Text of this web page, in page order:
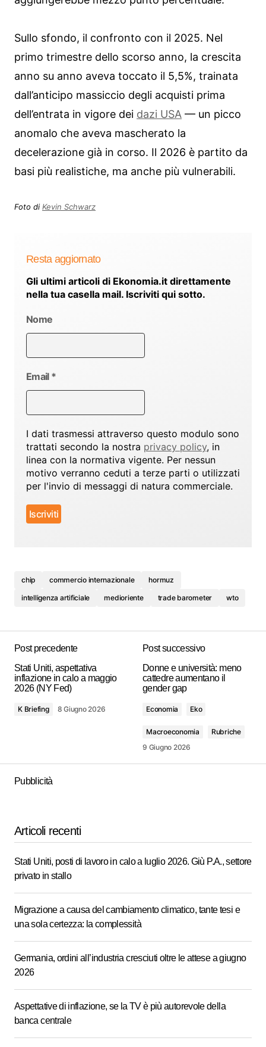
Sullo sfondo, il confronto con il 2025. Nel
primo trimestre dello scorso anno, la crescita
anno su anno aveva toccato il 5,5%, trainata
dall’anticipo massiccio degli acquisti prima
dell’entrata in vigore dei dazi USA — un picco
anomalo che aveva mascherato la
decelerazione già in corso. Il 2026 è partito da
basi più realistiche, ma anche più vulnerabili.
Foto di Kevin Schwarz
Resta aggiornato
Gli ultimi articoli di Ekonomia.it direttamente
nella tua casella mail. Iscriviti qui sotto.
Nome
Email *
I dati trasmessi attraverso questo modulo sono
trattati secondo la nostra privacy policy, in
linea con la normativa vigente. Per nessun
motivo verranno ceduti a terze parti o utilizzati
per l'invio di messaggi di natura commerciale.
chip commercio internazionale
hormuz
intelligenza artificiale
medioriente trade barometer wto
Post precedente
Stati Uniti, aspettativa
inflazione in calo a maggio
2026 (NY Fed)
K Briefing 8 Giugno 2026
Post successivo
Donne e università: meno
cattedre aumentano il
gender gap
Economia Eko
Macroeconomia
Rubriche
9 Giugno 2026
Pubblicità
Articoli recenti
Stati Uniti, posti di lavoro in calo a luglio 2026. Giù P.A., settore
privato in stallo
Migrazione a causa del cambiamento climatico, tante tesi e
una sola certezza: la complessità
Germania, ordini all’industria cresciuti oltre le attese a giugno
2026
Aspettative di inflazione, se la TV è più autorevole della
banca centrale